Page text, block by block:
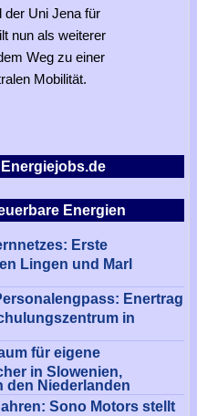
der Uni Jena für
nun als weiterer
Weg zu einer
Mobilität.
Energien
Erste
Lingen und Marl
Enertrag
in
für eigene
in Slowenien,
den Niederlanden
Sono Motors stellt